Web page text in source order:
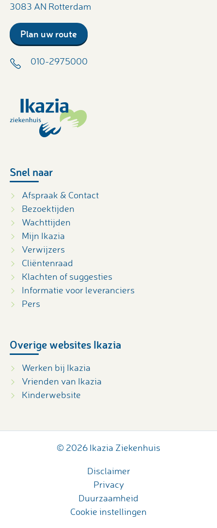
3083 AN Rotterdam
Plan uw route
010-2975000
Snel naar
Afspraak & Contact
Bezoektijden
Wachttijden
Mijn Ikazia
Verwijzers
Cliëntenraad
Klachten of suggesties
Informatie voor leveranciers
Pers
Overige websites Ikazia
Werken bij Ikazia
Vrienden van Ikazia
Kinderwebsite
© 2026 Ikazia Ziekenhuis
Disclaimer
Privacy
Duurzaamheid
Cookie instellingen